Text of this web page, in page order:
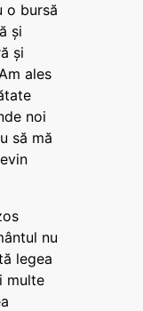
o bursă
și
și
ales
noi
să mă
nu
legea
multe